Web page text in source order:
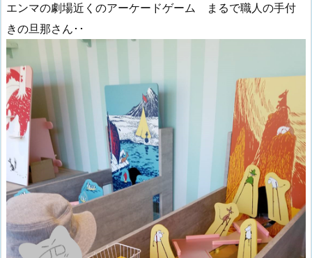
エンマの劇場近くのアーケードゲーム まるで職人の手付
きの旦那さん･･